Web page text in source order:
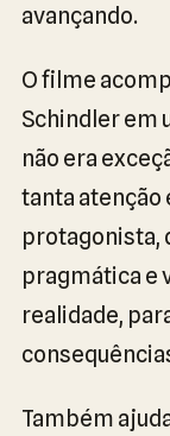
avançando.
O filme
Schindler em
não era
tanta atenção
protagonista,
pragmática e
realidade,
Também